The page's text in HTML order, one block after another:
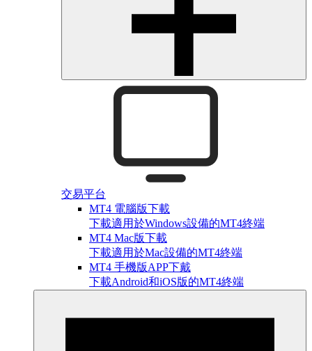
交易平台
MT4 電腦版下載
下載適用於Windows設備的MT4終端
MT4 Mac版下載
下載適用於Mac設備的MT4終端
MT4 手機版APP下戴
下載Android和iOS版的MT4終端